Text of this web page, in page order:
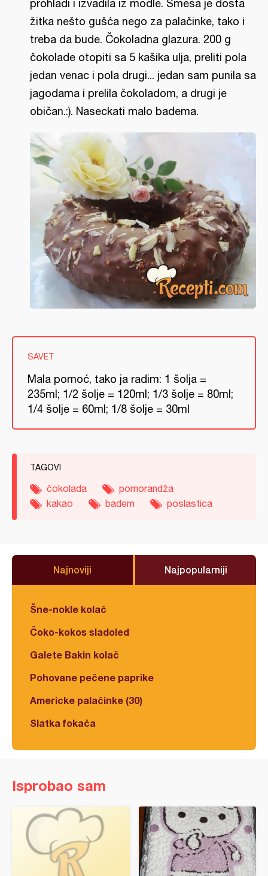
prohladi i izvadila iz modle. Smesa je dosta
žitka nešto gušća nego za palačinke, tako i
treba da bude. Čokoladna glazura. 200 g
čokolade otopiti sa 5 kašika ulja, preliti pola
jedan venac i pola drugi... jedan sam punila sa
jagodama i prelila čokoladom, a drugi je
običan.:). Naseckati malo badema.
SAVET
Mala pomoć, tako ja radim: 1 šolja =
235ml; 1/2 šolje = 120ml; 1/3 šolje = 80ml;
1/4 šolje = 60ml; 1/8 šolje = 30ml
TAGOVI
čokolada
pomorandža
kakao
badem poslastica
Najnoviji Najpopularniji
Šne-nokle kolač
Čoko-kokos sladoled
Galete Bakin kolač
Pohovane pečene paprike
Americke palačinke (30)
Slatka fokača
Isprobao sam